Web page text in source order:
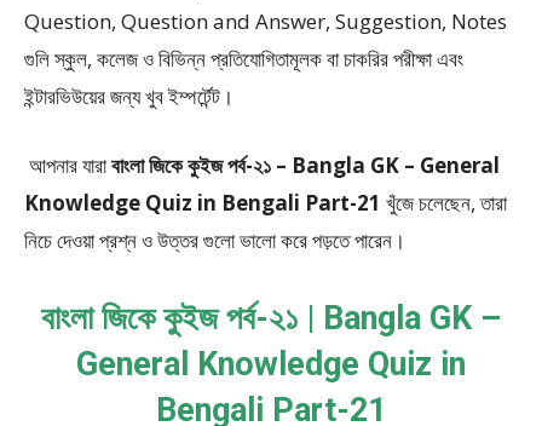
Question, Question and Answer, Suggestion, Notes
গুলি স্কুল, কলেজ ও বিভিন্ন প্রতিযোগিতামূলক বা চাকরির পরীক্ষা এবং
ইন্টারভিউয়ের জন্য খুব ইম্পর্টেন্ট।
আপনার যারাবাংলা জিকে কুইজ পর্ব-২১ – Bangla GK – General
Knowledge Quiz in Bengali Part-21 খুঁজে চলেছেন, তারা
নিচে দেওয়া প্রশ্ন ও উত্তর গুলো ভালো করে পড়তে পারেন।
বাংলা জিকে কুইজ পর্ব-২১ | Bangla GK –
General Knowledge Quiz in
Bengali Part-21